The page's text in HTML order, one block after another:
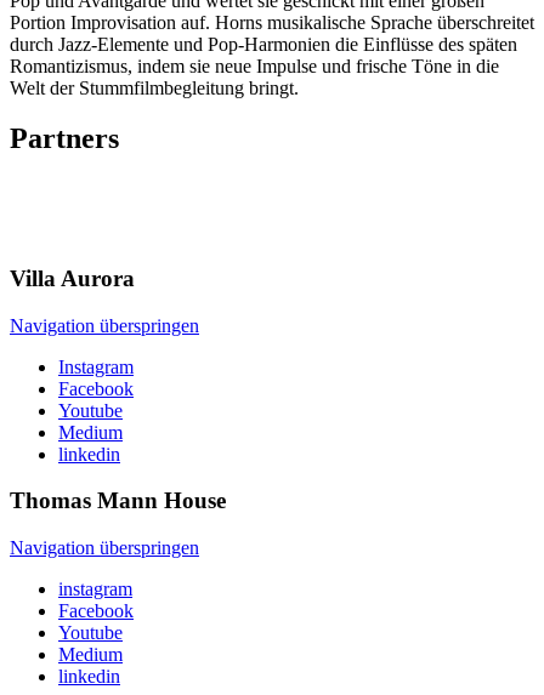
Portion Improvisation auf. Horns musikalische Sprache überschreitet
durch Jazz-Elemente und Pop-Harmonien die Einflüsse des späten
Romantizismus, indem sie neue Impulse und frische Töne in die
Welt der Stummfilmbegleitung bringt.
Partners
Villa Aurora
Navigation überspringen
Instagram
Facebook
Youtube
Medium
linkedin
Thomas Mann House
Navigation überspringen
instagram
Facebook
Youtube
Medium
linkedin